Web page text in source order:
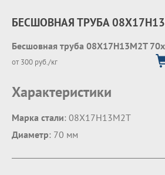
БЕСШОВНАЯ ТРУБА
Бесшовная труба 08Х17Н13М2Т
от 300 руб./кг
Характеристики
Марка стали: 08Х17Н13М2Т
Диаметр: 70 мм